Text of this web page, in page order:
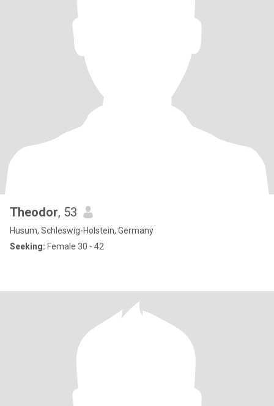
Theodor, 53
Husum, Schleswig-Holstein, Germany
Seeking: Female 30 - 42